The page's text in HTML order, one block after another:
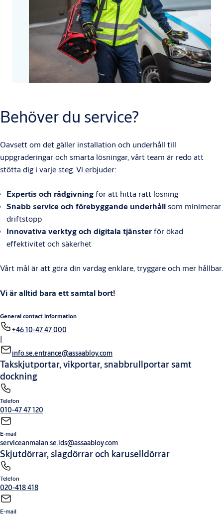
Behöver du service?
Oavsett om det gäller installation och underhåll till
uppgraderingar och smarta lösningar, vårt team är redo att
stötta dig i varje steg. Vi erbjuder:
Expertis och rådgivningför att hitta rätt lösning
Snabb service och förebyggande underhållsom minimerar
driftstopp
Innovativa verktyg och digitala tjänsterför ökad
effektivitet och säkerhet
Vårt mål är att göra din vardag enklare, tryggare och mer hållbar.
Vi är alltid bara ett samtal bort!
General contact information
+46 10-47 47 000
|
info.se.entrance@assaabloy.com
Takskjutportar, vikportar, snabbrullportar samt
dockning
Telefon
010-47 47 120
E-mail
serviceanmalan.se.ids@assaabloy.com
Skjutdörrar, slagdörrar och karuselldörrar
Telefon
020-418 418
E-mail